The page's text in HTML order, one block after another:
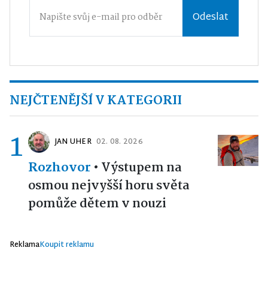
Odeslat
NEJČTENĚJŠÍ V KATEGORII
1 JAN UHER 02. 08. 2026
Rozhovor • Výstupem na
osmou nejvyšší horu světa
pomůže dětem v nouzi
ReklamaKoupit reklamu